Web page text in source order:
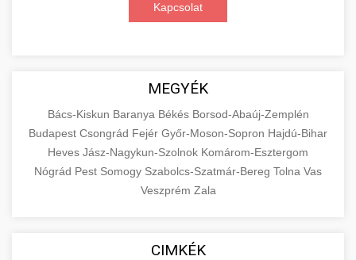
Kapcsolat
MEGYÉK
Bács-Kiskun Baranya Békés Borsod-Abaúj-Zemplén
Budapest Csongrád Fejér Győr-Moson-Sopron Hajdú-Bihar
Heves Jász-Nagykun-Szolnok Komárom-Esztergom
Nógrád Pest Somogy Szabolcs-Szatmár-Bereg Tolna Vas
Veszprém Zala
CIMKÉK